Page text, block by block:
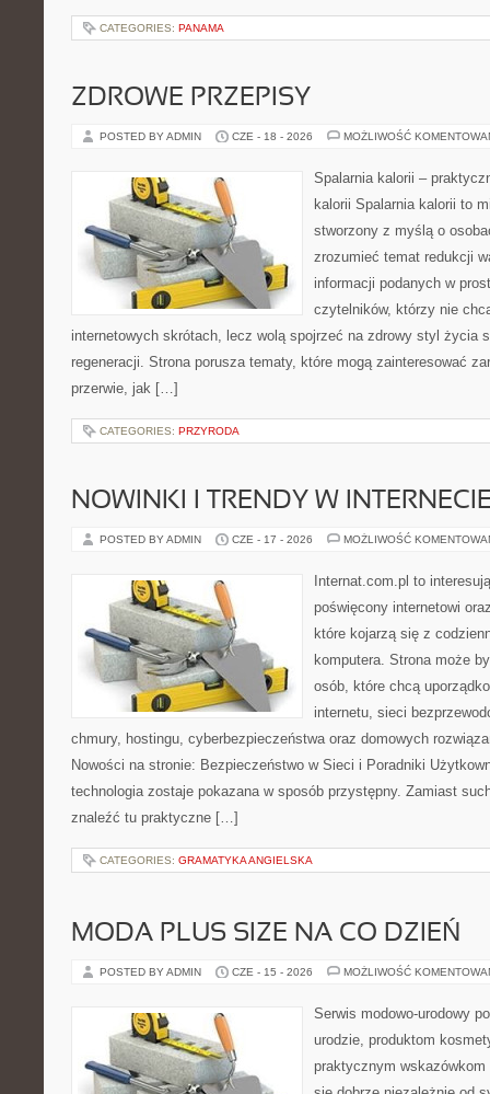
CATEGORIES: PANAMA
ZDROWE PRZEPISY
POSTED BY ADMIN CZE - 18 - 2026 MOŻLIWOŚĆ
Spalarnia kalorii –
kalorii Spalarnia kalorii to
stworzony z myślą o
zrozumieć temat redukcji
informacji podanych w
czytelników, którzy nie
internetowych skrótach, lecz wolą spojrzeć na zdrowy styl życia
regeneracji. Strona porusza tematy, które mogą zainteresować
przerwie, jak […]
CATEGORIES: PRZYRODA
NOWINKI I TRENDY W
POSTED BY ADMIN CZE - 17 - 2026 MOŻLIWOŚĆ
Internat.com.pl to
poświęcony internetowi
które kojarzą się z
komputera. Strona może
osób, które chcą
internetu, sieci
chmury, hostingu, cyberbezpieczeństwa oraz domowych
Nowości na stronie: Bezpieczeństwo w Sieci i Poradniki
technologia zostaje pokazana w sposób przystępny. Zamiast
znaleźć tu praktyczne […]
CATEGORIES: GRAMATYKA ANGIELSKA
MODA PLUS SIZE NA CO DZIEŃ
POSTED BY ADMIN CZE - 15 - 2026 MOŻLIWOŚĆ
Serwis modowo-urodowy
urodzie, produktom
praktycznym